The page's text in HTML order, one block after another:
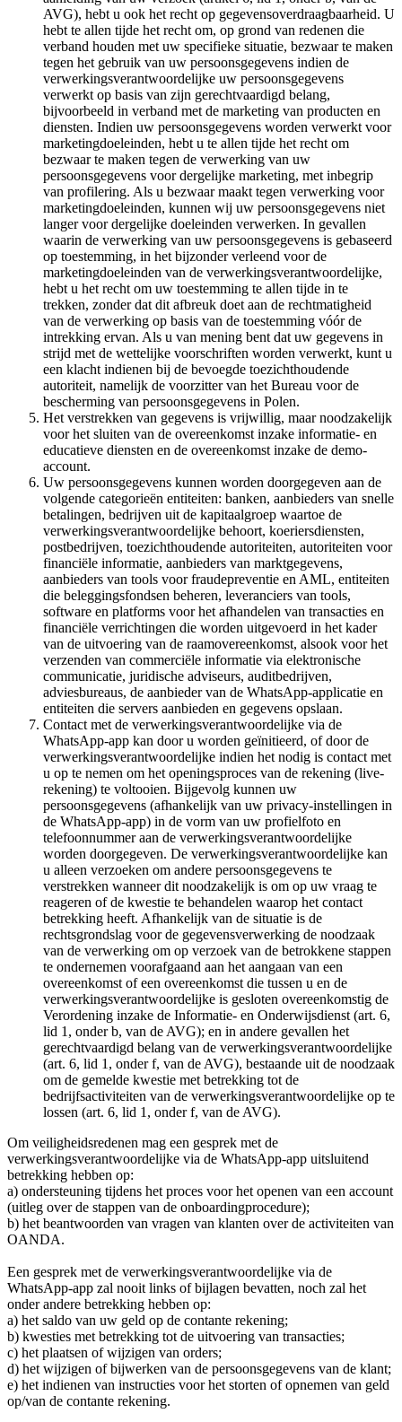
AVG), hebt u ook het recht op gegevensoverdraagbaarheid. U
hebt te allen tijde het recht om, op grond van redenen die
verband houden met uw specifieke situatie, bezwaar te maken
tegen het gebruik van uw persoonsgegevens indien de
verwerkingsverantwoordelijke uw persoonsgegevens
verwerkt op basis van zijn gerechtvaardigd belang,
bijvoorbeeld in verband met de marketing van producten en
diensten. Indien uw persoonsgegevens worden verwerkt voor
marketingdoeleinden, hebt u te allen tijde het recht om
bezwaar te maken tegen de verwerking van uw
persoonsgegevens voor dergelijke marketing, met inbegrip
van profilering. Als u bezwaar maakt tegen verwerking voor
marketingdoeleinden, kunnen wij uw persoonsgegevens niet
langer voor dergelijke doeleinden verwerken. In gevallen
waarin de verwerking van uw persoonsgegevens is gebaseerd
op toestemming, in het bijzonder verleend voor de
marketingdoeleinden van de verwerkingsverantwoordelijke,
hebt u het recht om uw toestemming te allen tijde in te
trekken, zonder dat dit afbreuk doet aan de rechtmatigheid
van de verwerking op basis van de toestemming vóór de
intrekking ervan. Als u van mening bent dat uw gegevens in
strijd met de wettelijke voorschriften worden verwerkt, kunt u
een klacht indienen bij de bevoegde toezichthoudende
autoriteit, namelijk de voorzitter van het Bureau voor de
bescherming van persoonsgegevens in Polen.
Het verstrekken van gegevens is vrijwillig, maar noodzakelijk
voor het sluiten van de overeenkomst inzake informatie- en
educatieve diensten en de overeenkomst inzake de demo-
account.
Uw persoonsgegevens kunnen worden doorgegeven aan de
volgende categorieën entiteiten: banken, aanbieders van snelle
betalingen, bedrijven uit de kapitaalgroep waartoe de
verwerkingsverantwoordelijke behoort, koeriersdiensten,
postbedrijven, toezichthoudende autoriteiten, autoriteiten voor
financiële informatie, aanbieders van marktgegevens,
aanbieders van tools voor fraudepreventie en AML, entiteiten
die beleggingsfondsen beheren, leveranciers van tools,
software en platforms voor het afhandelen van transacties en
financiële verrichtingen die worden uitgevoerd in het kader
van de uitvoering van de raamovereenkomst, alsook voor het
verzenden van commerciële informatie via elektronische
communicatie, juridische adviseurs, auditbedrijven,
adviesbureaus, de aanbieder van de WhatsApp-applicatie en
entiteiten die servers aanbieden en gegevens opslaan.
Contact met de verwerkingsverantwoordelijke via de
WhatsApp-app kan door u worden geïnitieerd, of door de
verwerkingsverantwoordelijke indien het nodig is contact met
u op te nemen om het openingsproces van de rekening (live-
rekening) te voltooien. Bijgevolg kunnen uw
persoonsgegevens (afhankelijk van uw privacy-instellingen in
de WhatsApp-app) in de vorm van uw profielfoto en
telefoonnummer aan de verwerkingsverantwoordelijke
worden doorgegeven. De verwerkingsverantwoordelijke kan
u alleen verzoeken om andere persoonsgegevens te
verstrekken wanneer dit noodzakelijk is om op uw vraag te
reageren of de kwestie te behandelen waarop het contact
betrekking heeft. Afhankelijk van de situatie is de
rechtsgrondslag voor de gegevensverwerking de noodzaak
van de verwerking om op verzoek van de betrokkene stappen
te ondernemen voorafgaand aan het aangaan van een
overeenkomst of een overeenkomst die tussen u en de
verwerkingsverantwoordelijke is gesloten overeenkomstig de
Verordening inzake de Informatie- en Onderwijsdienst (art. 6,
lid 1, onder b, van de AVG); en in andere gevallen het
gerechtvaardigd belang van de verwerkingsverantwoordelijke
(art. 6, lid 1, onder f, van de AVG), bestaande uit de noodzaak
om de gemelde kwestie met betrekking tot de
bedrijfsactiviteiten van de verwerkingsverantwoordelijke op te
lossen (art. 6, lid 1, onder f, van de AVG).
Om veiligheidsredenen mag een gesprek met de
verwerkingsverantwoordelijke via de WhatsApp-app uitsluitend
betrekking hebben op:
a) ondersteuning tijdens het proces voor het openen van een account
(uitleg over de stappen van de onboardingprocedure);
b) het beantwoorden van vragen van klanten over de activiteiten van
OANDA.
Een gesprek met de verwerkingsverantwoordelijke via de
WhatsApp-app zal nooit links of bijlagen bevatten, noch zal het
onder andere betrekking hebben op:
a) het saldo van uw geld op de contante rekening;
b) kwesties met betrekking tot de uitvoering van transacties;
c) het plaatsen of wijzigen van orders;
d) het wijzigen of bijwerken van de persoonsgegevens van de klant;
e) het indienen van instructies voor het storten of opnemen van geld
op/van de contante rekening.